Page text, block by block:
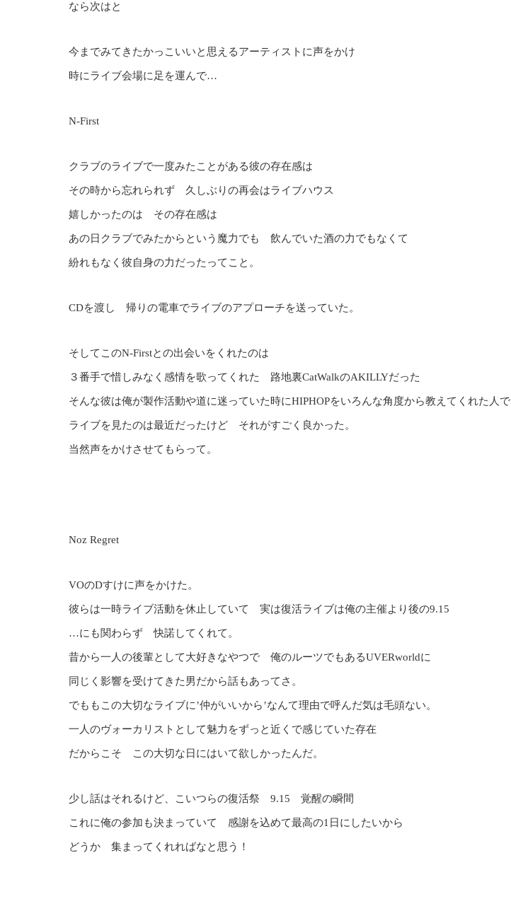
なら次はと
今までみてきたかっこいいと思えるアーティストに声をかけ
時にライブ会場に足を運んで…
N-First
クラブのライブで一度みたことがある彼の存在感は
その時から忘れられず 久しぶりの再会はライブハウス
嬉しかったのは その存在感は
あの日クラブでみたからという魔力でも 飲んでいた酒の力でもなくて
紛れもなく彼自身の力だったってこと。
CDを渡し 帰りの電車でライブのアプローチを送っていた。
そしてこのN-Firstとの出会いをくれたのは
３番手で惜しみなく感情を歌ってくれた 路地裏CatWalkのAKILLYだった
そんな彼は俺が製作活動や道に迷っていた時にHIPHOPをいろんな角度から教えてくれた人で
ライブを見たのは最近だったけど それがすごく良かった。
当然声をかけさせてもらって。
Noz Regret
VOのDすけに声をかけた。
彼らは一時ライブ活動を休止していて 実は復活ライブは俺の主催より後の9.15
…にも関わらず 快諾してくれて。
昔から一人の後輩として大好きなやつで 俺のルーツでもあるUVERworldに
同じく影響を受けてきた男だから話もあってさ。
でももこの大切なライブに’仲がいいから’なんて理由で呼んだ気は毛頭ない。
一人のヴォーカリストとして魅力をずっと近くで感じていた存在
だからこそ この大切な日にはいて欲しかったんだ。
少し話はそれるけど、こいつらの復活祭 9.15 覚醒の瞬間
これに俺の参加も決まっていて 感謝を込めて最高の1日にしたいから
どうか 集まってくれればなと思う！